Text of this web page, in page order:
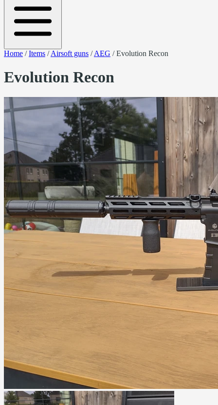
Home /Items /Airsoft guns /AEG /Evolution Recon
Evolution Recon